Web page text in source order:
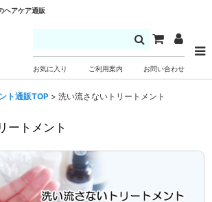
ヘアケア通販
お気に入り ご利用案内 お問い合わせ
ト通販TOP > 洗い流さないトリートメント
ートメント